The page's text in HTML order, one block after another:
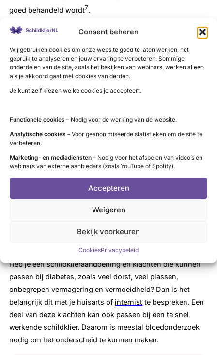
Consent beheren
Wij gebruiken cookies om onze website goed te laten werken, het
gebruik te analyseren en jouw ervaring te verbeteren. Sommige
onderdelen van de site, zoals het bekijken van webinars, werken alleen
als je akkoord gaat met cookies van derden.
Je kunt zelf kiezen welke cookies je accepteert.
Functionele cookies – Nodig voor de werking van de website.
Analytische cookies – Voor geanonimiseerde statistieken om de site te
verbeteren.
Marketing- en mediadiensten – Nodig voor het afspelen van video’s en
webinars van externe aanbieders (zoals YouTube of Spotify).
Accepteren
Weigeren
Bekijk voorkeuren
CookiesPrivacybeleid
goed behandeld wordt7.
Relatie met snelle schildklier
Ook een te snelle schildklierfunctie heeft een ongunstig
effect op de suikerstofwisseling, maar dit effect is veel
minder groot dan bij een te traag werkende schildklier.
Hyperthyreoïdie, zoals bij de ziekte van Graves, geeft wel
Komen schildklierziektes en diabetes type 2 eenmaal
samen voor, dan zijn ze vaak ook lastiger te behandelen. Er
diabetische oog- en nierschade. Moeten patiënten met
Graves vanwege oogklachten behandeld worden met
ontstekingsremmers, zoals steroïden? Dan kan dit de
Heb je een schildklieraandoening en klachten die kunnen
passen bij diabetes, zoals veel dorst, veel plassen,
onbegrepen vermagering en vermoeidheid? Dan is het
belangrijk dit met je huisarts of internist te bespreken. Een
deel van deze klachten kan ook passen bij een te snel
werkende schildklier. Daarom is meestal bloedonderzoek
nodig om het onderscheid te kunnen maken.